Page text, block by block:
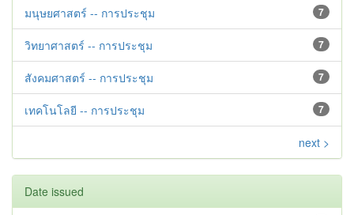
7
มนุษยศาสตร์ -- การประชุม
7
วิทยาศาสตร์ -- การประชุม
7
สังคมศาสตร์ -- การประชุม
7
เทคโนโลยี -- การประชุม
next >
Date issued